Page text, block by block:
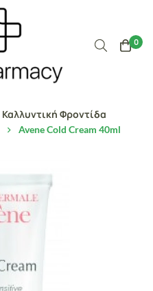
0
Καλλυντική Φροντίδα
Avene Cold Cream 40ml